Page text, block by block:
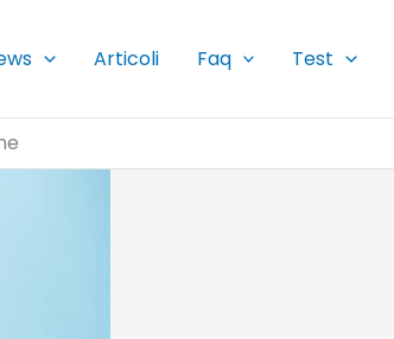
Articoli Faq Test